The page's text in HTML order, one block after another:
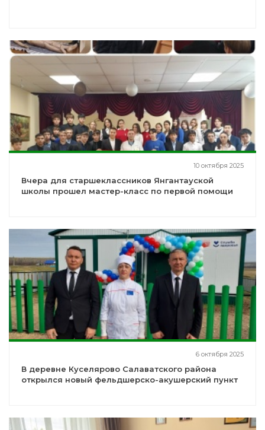
10 октября 2025
Вчера для старшеклассников Янгантауской
школы прошел мастер-класс по первой помощи
6 октября 2025
В деревне Куселярово Салаватского района
открылся новый фельдшерско-акушерский пункт